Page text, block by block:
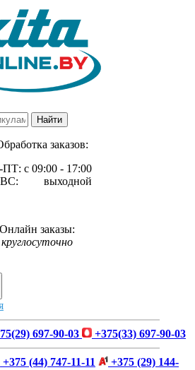
заказов:
с 09:00 - 17:00
ВС: выходной
Онлайн заказы:
круглосуточно
697-90-03 +375(33) 697-90-03
+375 (44) 747-11-11
+375 (29) 144-